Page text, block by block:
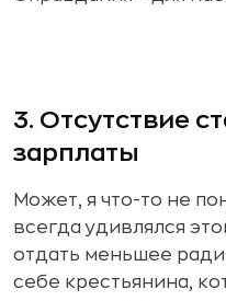
3. Отсутствие
зарплаты
Может, я что-то не
всегда удивлялся
отдать меньшее
себе крестьянина,